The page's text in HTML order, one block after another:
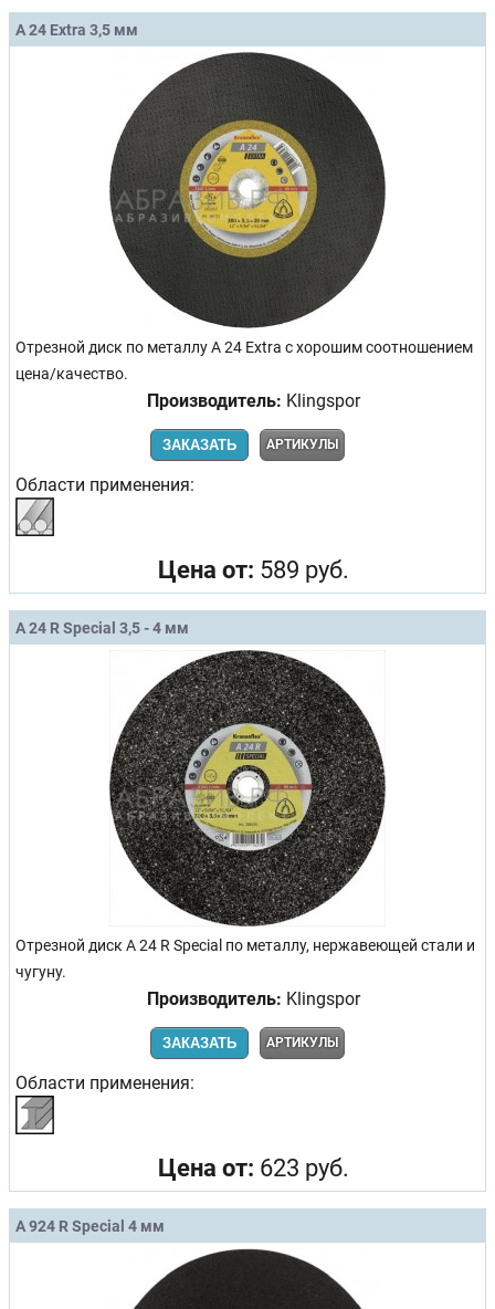
A 24 Extra 3,5 мм
Отрезной диск по металлу A 24 Extra с хорошим соотношением
цена/качество.
Производитель: Klingspor
ЗАКАЗАТЬ АРТИКУЛЫ
Области применения:
Цена от: 589 руб.
A 24 R Special 3,5 - 4 мм
Отрезной диск A 24 R Special по металлу, нержавеющей стали и
чугуну.
Производитель: Klingspor
ЗАКАЗАТЬ АРТИКУЛЫ
Области применения:
Цена от: 623 руб.
A 924 R Special 4 мм